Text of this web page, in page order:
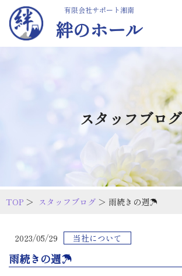
有限会社サポート湘南
絆のホール
スタッフブログ
TOP ＞ スタッフブログ ＞ 雨続きの週☂
2023/05/29 当社について
雨続きの週☂